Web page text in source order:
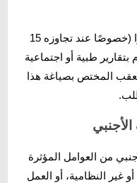
إذا كان فارق العمر بين الطرفين كبيرًا (خصوصًا عند تجاوزه 15
طبية أو اجتماعية
المختص بصياغة هذا
من العوامل المؤثرة
غير النظامية، أو العمل